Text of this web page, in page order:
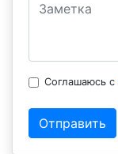
Соглашаюсь с
Отправить